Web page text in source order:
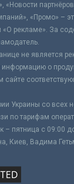
«Промо» –
«О рекламе». За
не является
о
сайте
Украины со всех
по тарифам
– пятница с 09:00
Киев, Вадима